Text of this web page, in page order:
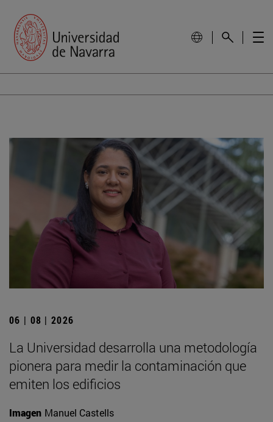
06 | 08 | 2026
La Universidad desarrolla una metodología
pionera para medir la contaminación que
emiten los edificios
Imagen Manuel Castells